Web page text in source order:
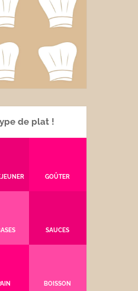
de plat !
GOÛTER
SAUCES
BOISSON